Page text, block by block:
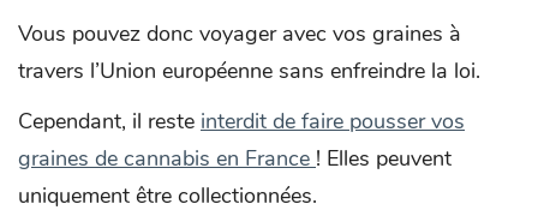
Vous pouvez donc voyager avec vos graines à
travers l’Union européenne sans enfreindre la loi.
Cependant, il reste interdit de faire pousser vos
graines de cannabis en France ! Elles peuvent
uniquement être collectionnées.